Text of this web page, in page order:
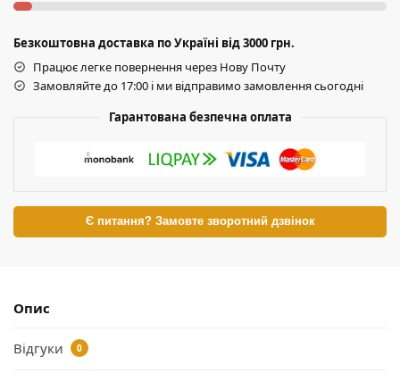
Безкоштовна доставка по Україні від 3000 грн.
Працює легке повернення через Нову Почту
Замовляйте до 17:00 і ми відправимо замовлення сьогодні
Гарантована безпечна оплата
Є питання? Замовте зворотний дзвінок
Опис
Відгуки 0